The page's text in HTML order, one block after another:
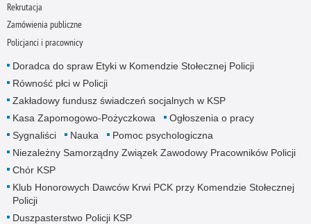
Rekrutacja
Zamówienia publiczne
Policjanci i pracownicy
Doradca do spraw Etyki w Komendzie Stołecznej Policji
Równość płci w Policji
Zakładowy fundusz świadczeń socjalnych w KSP
Kasa Zapomogowo-Pożyczkowa
Ogłoszenia o pracy
Sygnaliści
Nauka
Pomoc psychologiczna
Niezależny Samorządny Związek Zawodowy Pracowników Policji
Chór KSP
Klub Honorowych Dawców Krwi PCK przy Komendzie Stołecznej
Policji
Duszpasterstwo Policji KSP